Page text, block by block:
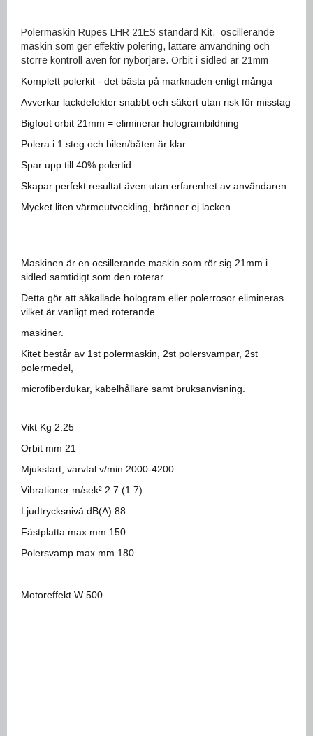
Polermaskin Rupes LHR 21ES standard Kit, oscillerande
maskin som ger effektiv polering, lättare användning och
större kontroll även för nybörjare. Orbit i sidled är 21mm
Komplett polerkit - det bästa på marknaden enligt många
Avverkar lackdefekter snabbt och säkert utan risk för misstag
Bigfoot orbit 21mm = eliminerar hologrambildning
Polera i 1 steg och bilen/båten är klar
Spar upp till 40% polertid
Skapar perfekt resultat även utan erfarenhet av användaren
Mycket liten värmeutveckling, bränner ej lacken
Maskinen är en ocsillerande maskin som rör sig 21mm i
sidled samtidigt som den roterar.
Detta gör att såkallade hologram eller polerrosor elimineras
vilket är vanligt med roterande
maskiner.
Kitet består av 1st polermaskin, 2st polersvampar, 2st
polermedel,
microfiberdukar, kabelhållare samt bruksanvisning.
Vikt Kg 2.25
Orbit mm 21
Mjukstart, varvtal v/min 2000-4200
Vibrationer m/sek² 2.7 (1.7)
Ljudtrycksnivå dB(A) 88
Fästplatta max mm 150
Polersvamp max mm 180
Motoreffekt W 500